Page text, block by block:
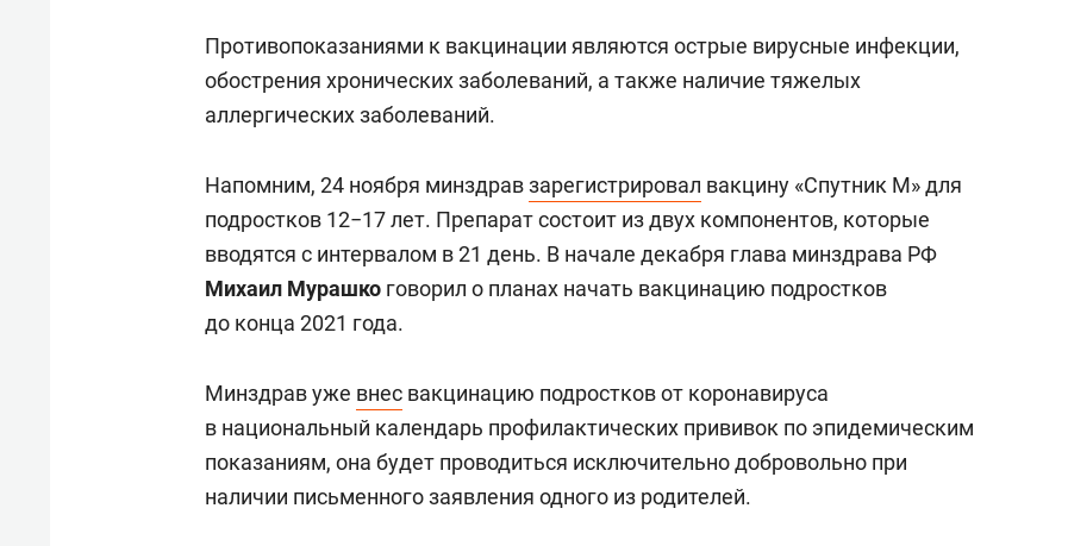
Противопоказаниями к вакцинации являются острые вирусные инфекции,
обострения хронических заболеваний, а также наличие тяжелых
аллергических заболеваний.
Напомним, 24 ноября минздравзарегистрировал вакцину «Спутник М» для
подростков 12−17 лет. Препарат состоит из двух компонентов, которые
вводятся с интервалом в 21 день. В начале декабря глава минздрава РФ
Михаил Мурашко говорил о планах начать вакцинацию подростков
до конца 2021 года.
Минздрав уже внес вакцинацию подростков от коронавируса
в национальный календарь профилактических прививок по эпидемическим
показаниям, она будет проводиться исключительно добровольно при
наличии письменного заявления одного из родителей.